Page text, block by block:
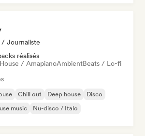
/ Journaliste
réalisés
/ AmapianoAmbientBeats / Lo-fi
Chill out Deep house
Disco
music Nu-disco / Italo